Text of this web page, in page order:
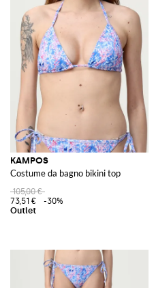
KAMPOS
Costume da bagno bikini top
105,00 €
73,51 €
-30%